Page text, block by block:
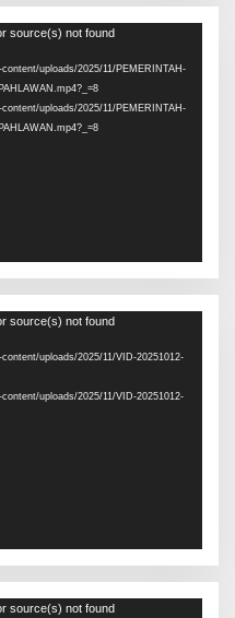
source(s) not found
uploads/2025/11/PEMERINTAH-
uploads/2025/11/PEMERINTAH-
source(s) not found
uploads/2025/11/VID-20251012-
uploads/2025/11/VID-20251012-
source(s) not found